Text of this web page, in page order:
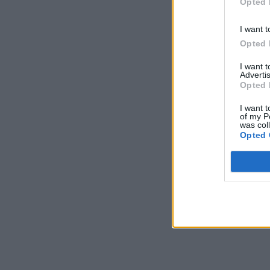
I want
Opted
I want
Opted
I want
of my
was
Opted